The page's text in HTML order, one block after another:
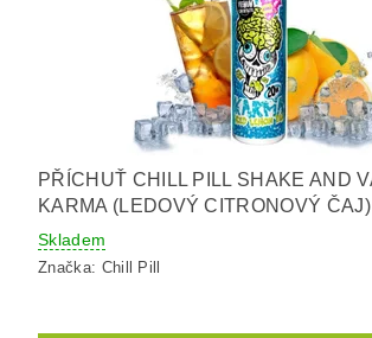
PŘÍCHUŤ CHILL PILL SHAKE AND
KARMA (LEDOVÝ CITRONOVÝ
Skladem
Značka: Chill Pill